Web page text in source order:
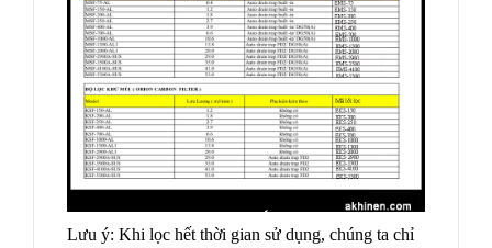
Lưu ý: Khi lọc hết thời gian sử dụng, chúng ta chỉ